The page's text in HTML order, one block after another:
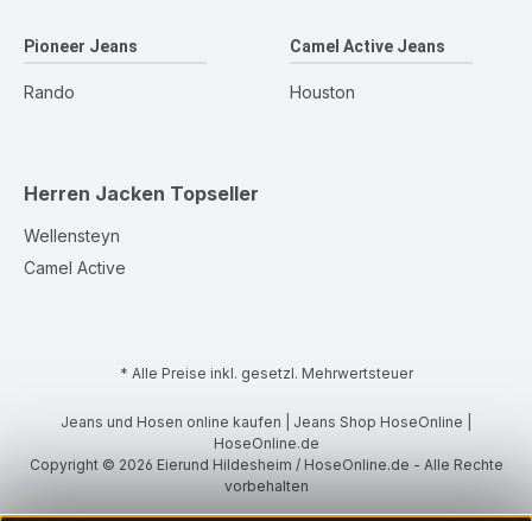
Pioneer Jeans
Rando
Camel Active Jeans
Houston
Herren Jacken Topseller
Wellensteyn
Camel Active
* Alle Preise inkl. gesetzl. Mehrwertsteuer
Jeans und Hosen online kaufen | Jeans Shop HoseOnline |
HoseOnline.de
Copyright © 2026 Eierund Hildesheim / HoseOnline.de - Alle Rechte
vorbehalten